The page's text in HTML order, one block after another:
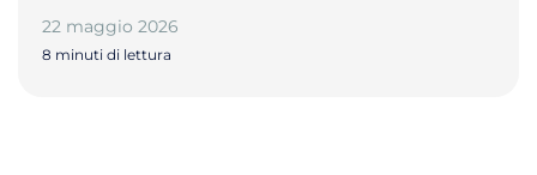
22 maggio 2026
8 minuti di lettura